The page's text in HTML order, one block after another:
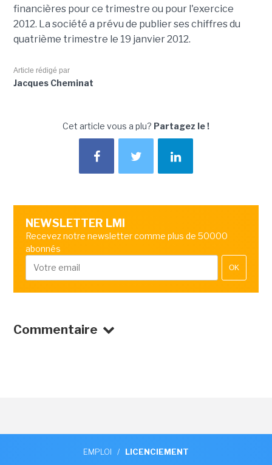
financières pour ce trimestre ou pour l'exercice
2012. La société a prévu de publier ses chiffres du
quatrième trimestre le 19 janvier 2012.
Article rédigé par
Jacques Cheminat
Cet article vous a plu? Partagez le !
NEWSLETTER LMI
Recevez notre newsletter comme plus de 50000
abonnés
OK
Commentaire
EMPLOI / LICENCIEMENT